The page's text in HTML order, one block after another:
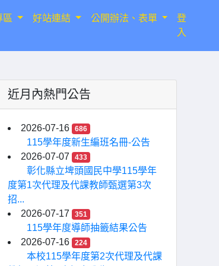
區 好站連結 公開辦法、表單
登
入
近月內熱門公告
2026-07-16 686
115學年度新生編班名冊-公告
2026-07-07
433
彰化縣立埤頭國民中學115學年
度第1次代理及代課教師甄選第3次
招...
2026-07-17
351
115學年度導師抽籤結果公告
2026-07-16
224
本校115學年度第2次代理及代課